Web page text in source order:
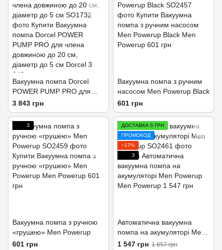
Вакуумна помпа Dorcel
POWER PUMP PRO для
члена довжиною до 20 см,
діаметр до 5 см
3 843 грн
Вакуумна помпа з ручним
насосом Men Powerup Black
601 грн
3
Вакуумна помпа з ручною
«грушею» Men Powerup
601 грн
ДОСТАВКА 0 ГРН
ПРОМОКОД
−17%
3
Автоматична вакуумна
помпа на акумуляторі Men
Powerup
1 547 грн 1 857 грн